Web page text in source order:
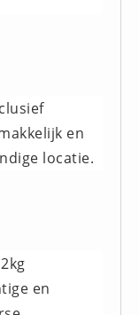
en
locatie.
en